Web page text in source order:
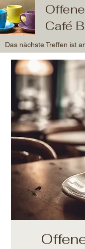
Das nächste Treffen ist
Café